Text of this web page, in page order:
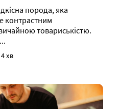
порода, яка
контрастним
товариськістю.
4 хв